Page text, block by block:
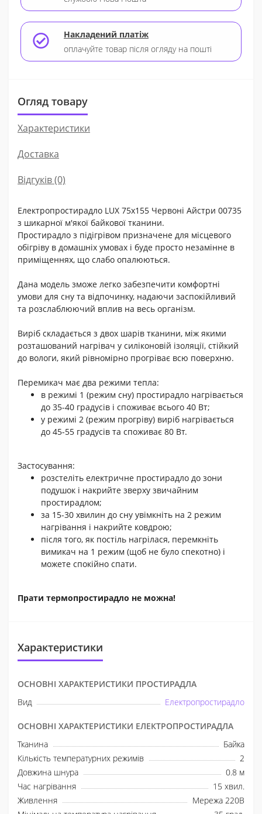
Накладений платіж
оплачуйте товар після огляду на пошті
Огляд товару
Характеристики
Доставка
Відгуків (0)
Електропростирадло LUX 75x155 Червоні Айстри 00735
з шикарної м'якої байкової тканини.
Простирадло з підігрівом призначене для місцевого
обігріву в домашніх умовах і буде просто незамінне в
приміщеннях, що слабо опалюються.
Дана модель зможе легко забезпечити комфортні
умови для сну та відпочинку, надаючи заспокійливий
та розслаблюючий вплив на весь організм.
Виріб складається з двох шарів тканини, між якими
розташований нагрівач у силіконовій ізоляції, стійкий
до вологи, який рівномірно прогріває всю поверхню.
Перемикач має два режими тепла:
в режимі 1 (режим сну) простирадло нагрівається
до 35-40 градусів і споживає всього 40 Вт;
у режимі 2 (режим прогріву) виріб нагрівається
до 45-55 градусів та споживає 80 Вт.
Застосування:
розстеліть електричне простирадло до зони
подушок і накрийте зверху звичайним
простирадлом;
за 15-30 хвилин до сну увімкніть на 2 режим
нагрівання і накрийте ковдрою;
після того, як постіль нагрілася, перемкніть
вимикач на 1 режим (щоб не було спекотно) і
можете спокійно спати.
Прати термопростирадло не можна!
Характеристики
ОСНОВНІ ХАРАКТЕРИСТИКИ ПРОСТИРАДЛА
Вид
Електропростирадло
ОСНОВНІ ХАРАКТЕРИСТИКИ ЕЛЕКТРОПРОСТИРАДЛА
Тканина
Байка
Кількість температурних режимів
2
Довжина шнура
0.8 м
Час нагрівання
15 хвил.
Живлення
Мережа 220В